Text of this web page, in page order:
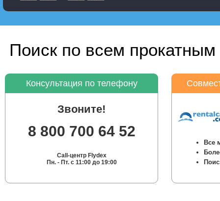
Поиск по всем
Консультация по телефону
Звоните!
8 800 700 64 52
Call-центр Flydex
Пн. - Пт. с 11:00 до 19:00
Все